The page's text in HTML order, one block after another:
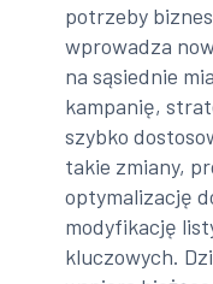
potrzeby
wprowadza
na sąsiednie
kampanię,
szybko
takie zmiany,
optymalizację
modyfikację
kluczowych.